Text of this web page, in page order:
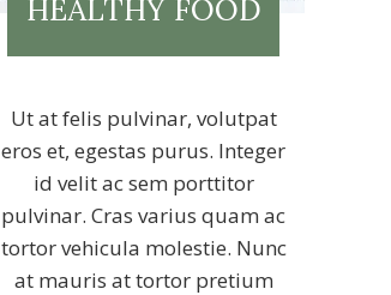
HEALTHY FOOD
Ut at felis pulvinar, volutpat
eros et, egestas purus. Integer
id velit ac sem porttitor
pulvinar. Cras varius quam ac
tortor vehicula molestie. Nunc
at mauris at tortor pretium